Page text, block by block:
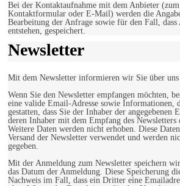
Bei der Kontaktaufnahme mit dem Anbieter
Kontaktformular oder E-Mail) werden die
Bearbeitung der Anfrage sowie für den Fall, dass
entstehen, gespeichert.
Newsletter
Mit dem Newsletter informieren wir Sie über uns
Wenn Sie den Newsletter empfangen möchten,
eine valide Email-Adresse sowie Informationen,
gestatten, dass Sie der Inhaber der angegebenen
deren Inhaber mit dem Empfang des Newsletters
Weitere Daten werden nicht erhoben. Diese
Versand der Newsletter verwendet und werden
gegeben.
Mit der Anmeldung zum Newsletter speichern
das Datum der Anmeldung. Diese Speicherung
Nachweis im Fall, dass ein Dritter eine